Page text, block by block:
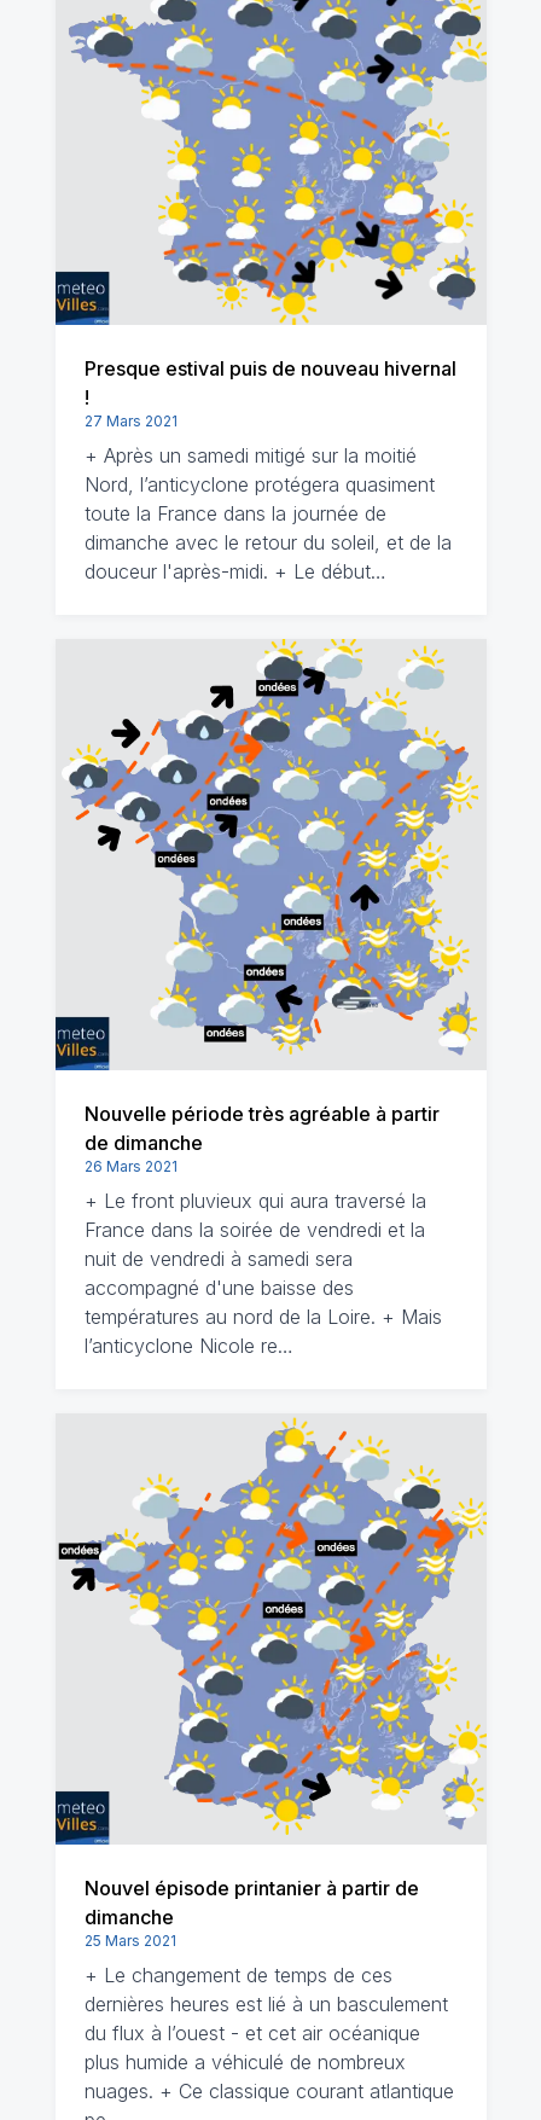
Presque estival puis de nouveau hivernal
!
27 Mars 2021
+ Après un samedi mitigé sur la moitié
Nord, l’anticyclone protégera quasiment
toute la France dans la journée de
dimanche avec le retour du soleil, et de la
douceur l'après-midi. + Le début…
Nouvelle période très agréable à partir
de dimanche
26 Mars 2021
+ Le front pluvieux qui aura traversé la
France dans la soirée de vendredi et la
nuit de vendredi à samedi sera
accompagné d'une baisse des
températures au nord de la Loire. + Mais
l’anticyclone Nicole re…
Nouvel épisode printanier à partir de
dimanche
25 Mars 2021
+ Le changement de temps de ces
dernières heures est lié à un basculement
du flux à l’ouest - et cet air océanique
plus humide a véhiculé de nombreux
nuages. + Ce classique courant atlantique